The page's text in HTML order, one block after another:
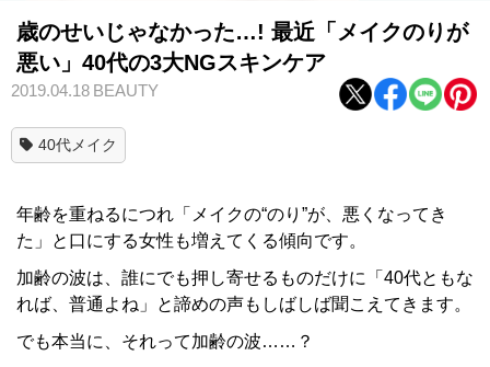
歳のせいじゃなかった…! 最近「メイクのりが
悪い」40代の3大NGスキンケア
2019.04.18 BEAUTY
40代メイク
年齢を重ねるにつれ「メイクの“のり”が、悪くなってき
た」と口にする女性も増えてくる傾向です。
加齢の波は、誰にでも押し寄せるものだけに「40代ともな
れば、普通よね」と諦めの声もしばしば聞こえてきます。
でも本当に、それって加齢の波……？